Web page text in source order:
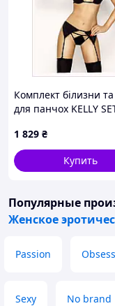
Комплект білизни
для панчох KELLY
11P15A597
1 829 ₴
Купить
Популярные
Женское
Passion
Sexy No brand